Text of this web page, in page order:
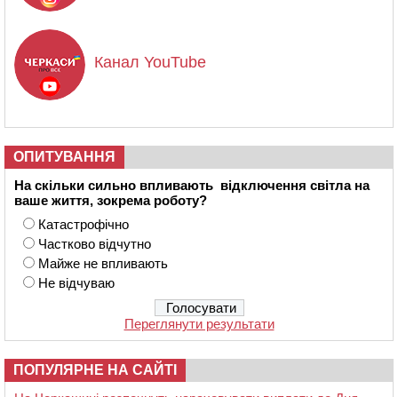
Канал YouTube
ОПИТУВАННЯ
На скільки сильно впливають відключення світла на
ваше життя, зокрема роботу?
Катастрофічно
Частково відчутно
Майже не впливають
Не відчуваю
Переглянути результати
ПОПУЛЯРНЕ НА САЙТІ